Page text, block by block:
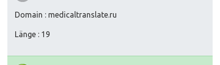
Domain : medicaltranslate.ru
Länge : 19